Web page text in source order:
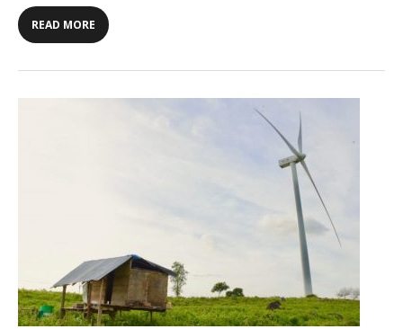
READ MORE